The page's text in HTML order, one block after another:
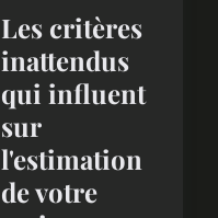
Les critères
inattendus
qui influent
sur
l'estimation
de votre